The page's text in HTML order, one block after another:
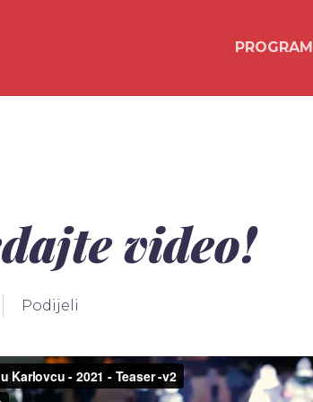
PROGRAM
video!
Podijeli